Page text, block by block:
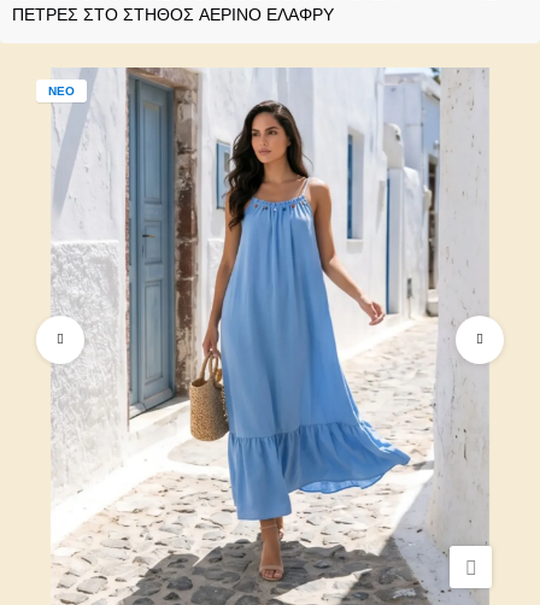
ΠΈΤΡΕΣ ΣΤΟ ΣΤΉΘΟΣ ΑΈΡΙΝΟ ΕΛΑΦΡΎ
ΝΈΟ